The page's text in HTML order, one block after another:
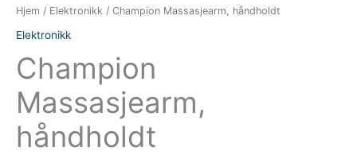
Hjem / Elektronikk / Champion Massasjearm, håndholdt
Elektronikk
Champion
Massasjearm,
håndholdt